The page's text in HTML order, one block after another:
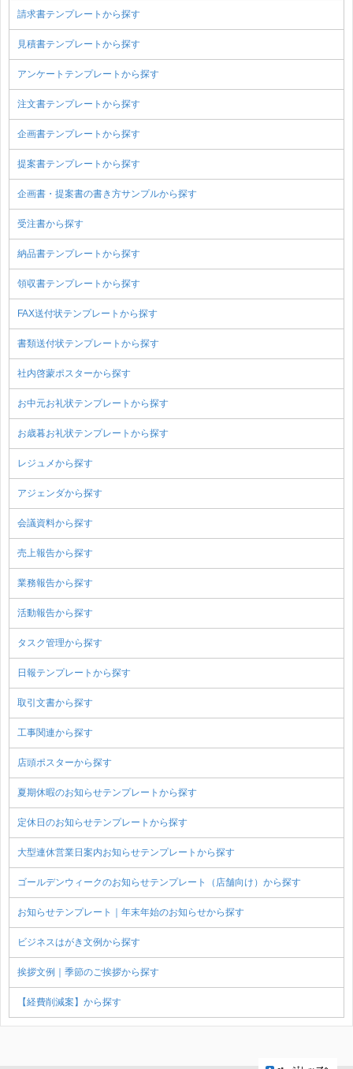
請求書テンプレートから探す
見積書テンプレートから探す
アンケートテンプレートから探す
注文書テンプレートから探す
企画書テンプレートから探す
提案書テンプレートから探す
企画書・提案書の書き方サンプルから探す
受注書から探す
納品書テンプレートから探す
領収書テンプレートから探す
FAX送付状テンプレートから探す
書類送付状テンプレートから探す
社内啓蒙ポスターから探す
お中元お礼状テンプレートから探す
お歳暮お礼状テンプレートから探す
レジュメから探す
アジェンダから探す
会議資料から探す
売上報告から探す
業務報告から探す
活動報告から探す
タスク管理から探す
日報テンプレートから探す
取引文書から探す
工事関連から探す
店頭ポスターから探す
夏期休暇のお知らせテンプレートから探す
定休日のお知らせテンプレートから探す
大型連休営業日案内お知らせテンプレートから探す
ゴールデンウィークのお知らせテンプレート（店舗向け）から探す
お知らせテンプレート｜年末年始のお知らせから探す
ビジネスはがき文例から探す
挨拶文例｜季節のご挨拶から探す
【経費削減案】から探す